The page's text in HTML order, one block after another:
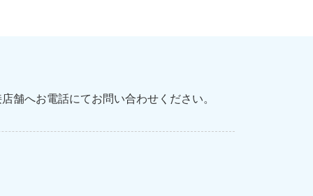
舗へお電話にてお問い合わせください。